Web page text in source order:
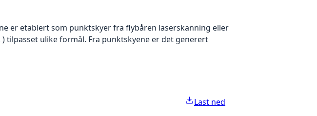
er etablert som punktskyer fra flybåren laserskanning eller
tilpasset ulike formål. Fra punktskyene er det generert
Last ned